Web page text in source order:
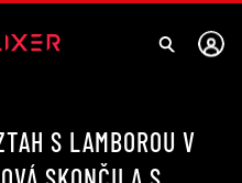
S LAMBOROU V